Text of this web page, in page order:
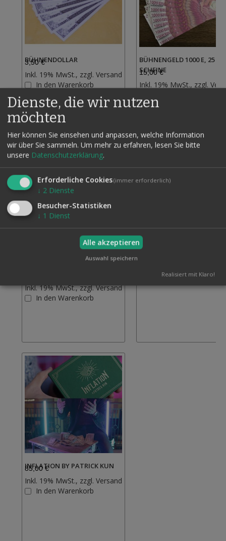
BÜHNENDOLLAR
3,50 €
Inkl. 19% MwSt., zzgl. Versand
In den Warenkorb
hinzufügen
BÜHNENGELD 1000 E, 25
SCHEINE
15,00 €
Inkl. 19% MwSt., zzgl.
BÜHNENGELD 1000 E, 5
Inkl. 19% MwSt., zzgl.Versand
In den Warenkorb
Inkl. 19% MwSt., zzgl.
INFLATION BY PATRICK KUN
85,00 €
Inkl. 19% MwSt., zzgl. Versand
In den Warenkorb
Dienste, die wir nutzen
möchten
Hier können Sie einsehen und anpassen, welche Information
wir über Sie sammeln. Um mehr zu erfahren, lesen Sie bitte
unsere Datenschutzerklärung.
Erforderliche Cookies(immer erforderlich)
↓ 2 Dienste
Besucher-Statistiken
↓ 1 Dienst
Alle akzeptieren
Auswahl speichern
Realisiert mit Klaro!